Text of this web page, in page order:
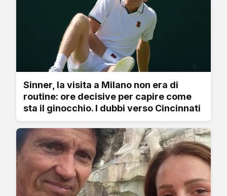
Sinner, la visita a Milano non era di
routine: ore decisive per capire come
sta il ginocchio. I dubbi verso Cincinnati